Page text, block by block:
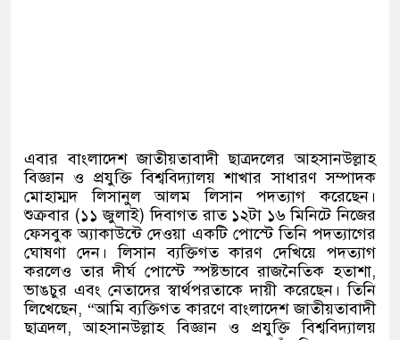
এবার বাংলাদেশ জাতীয়তাবাদী ছাত্রদলের আহসানউল্লাহ
বিজ্ঞান ও প্রযুক্তি বিশ্ববিদ্যালয় শাখার সাধারণ সম্পাদক
মোহাম্মদ লিসানুল আলম লিসান পদত্যাগ করেছেন।
শুক্রবার (১১ জুলাই) দিবাগত রাত ১২টা ১৬ মিনিটে নিজের
ফেসবুক অ্যাকাউন্টে দেওয়া একটি পোস্টে তিনি পদত্যাগের
ঘোষণা দেন। লিসান ব্যক্তিগত কারণ দেখিয়ে পদত্যাগ
করলেও তার দীর্ঘ পোস্টে স্পষ্টভাবে রাজনৈতিক হতাশা,
ভাঙচুর এবং নেতাদের স্বার্থপরতাকে দায়ী করেছেন। তিনি
লিখেছেন, “আমি ব্যক্তিগত কারণে বাংলাদেশ জাতীয়তাবাদী
ছাত্রদল, আহসানউল্লাহ বিজ্ঞান ও প্রযুক্তি বিশ্ববিদ্যালয়